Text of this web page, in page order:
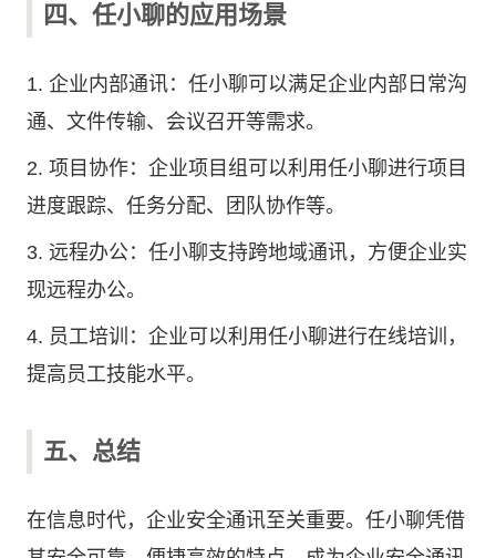
四、任小聊的应用场景
1. 企业内部通讯：任小聊可以满足企业内部日常沟
通、文件传输、会议召开等需求。
2. 项目协作：企业项目组可以利用任小聊进行项目
进度跟踪、任务分配、团队协作等。
3. 远程办公：任小聊支持跨地域通讯，方便企业实
现远程办公。
4. 员工培训：企业可以利用任小聊进行在线培训，
提高员工技能水平。
五、总结
在信息时代，企业安全通讯至关重要。任小聊凭借